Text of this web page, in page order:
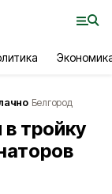
Белгород
тройку